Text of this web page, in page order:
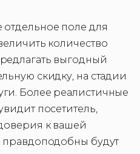
отдельное поле для
количество
выгодный
скидку, на стадии
Более реалистичные
посетитель,
к вашей
правдоподобны будут